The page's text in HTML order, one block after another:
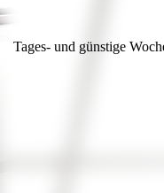
Tages- und günstige